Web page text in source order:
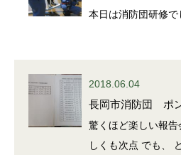
本日は消防団研修
2018.06.04
長岡市消防団 ポ
驚くほど楽しい報
しくも次点 でも、